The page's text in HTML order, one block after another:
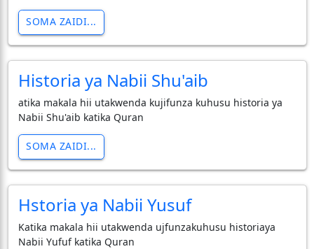
SOMA ZAIDI...
Historia ya Nabii Shu'aib
atika makala hii utakwenda kujifunza kuhusu historia ya
Nabii Shu'aib katika Quran
SOMA ZAIDI...
Hstoria ya Nabii Yusuf
Katika makala hii utakwenda ujfunzakuhusu historiaya
Nabii Yufuf katika Quran